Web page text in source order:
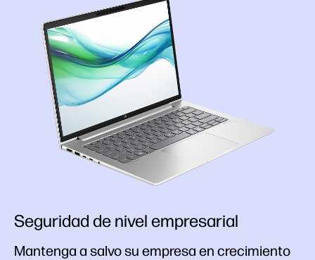
Seguridad de nivel empresarial
Mantenga a salvo su empresa en crecimiento